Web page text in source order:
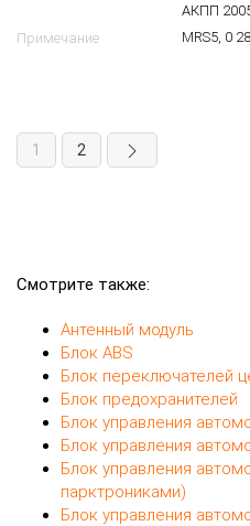
АКПП
Примечание
MRS5, 0
1 2
Смотрите также:
Антенный модуль
Блок ABS
Блок переключателей
Блок предохранителей
Блок управления
Блок управления
Блок управления
парктрониками)
Блок управления